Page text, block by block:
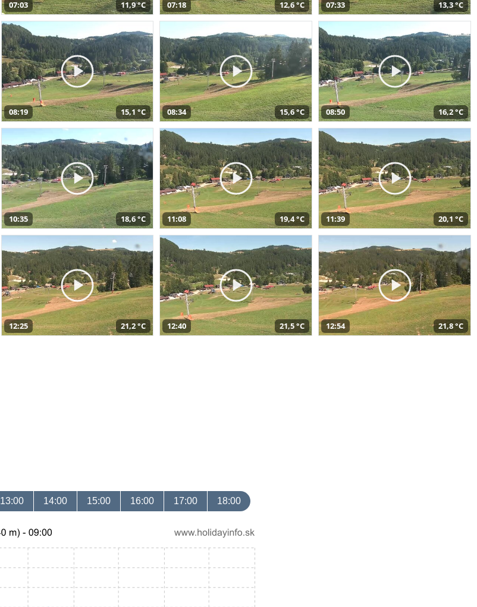
07:03 11,9 °C 07:18 12,6 °C 07:33 13,3 °C
08:19 15,1 °C 08:34 15,6 °C 08:50 16,2 °C
10:35 18,6 °C 11:08 19,4 °C 11:39 20,1 °C
12:25 21,2 °C 12:40 21,5 °C 12:54 21,8 °C
13:00 14:00 15:00 16:00 17:00 18:00